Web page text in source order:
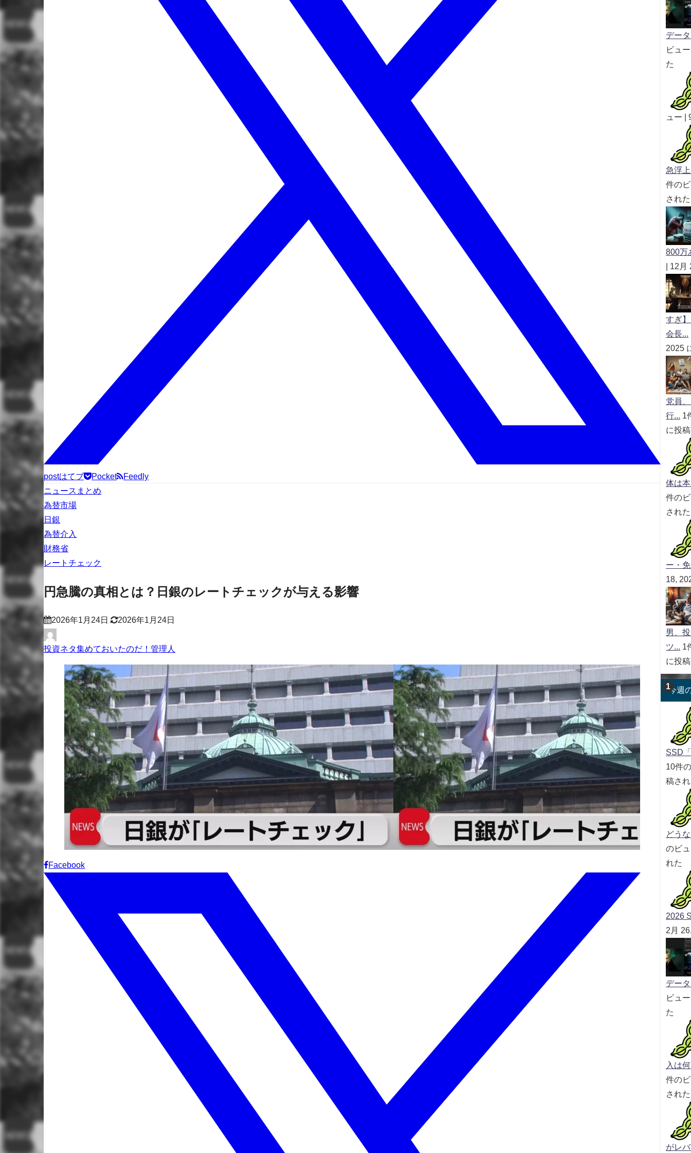
postはてブ Pocket
Feedly
ニュースまとめ
為替市場
日銀
為替介入
財務省
レートチェック
円急騰の真相とは？日銀のレートチェックが与える影響
2026年1月24日 2026年1月24日
投資ネタ集めておいたのだ！管理人
Facebook
デー
ビュー
た
ュー |
急浮
件の
された
800万
12月
すぎ
会長...
2025
党員
行... 1
に投
体は
件の
された
ー・
18,
男、
ツ... 1
に投
今週
SSD
10件
稿さ
どう
のビ
れた
2026
2月
デー
ビュー
た
入は
件の
された
がレ